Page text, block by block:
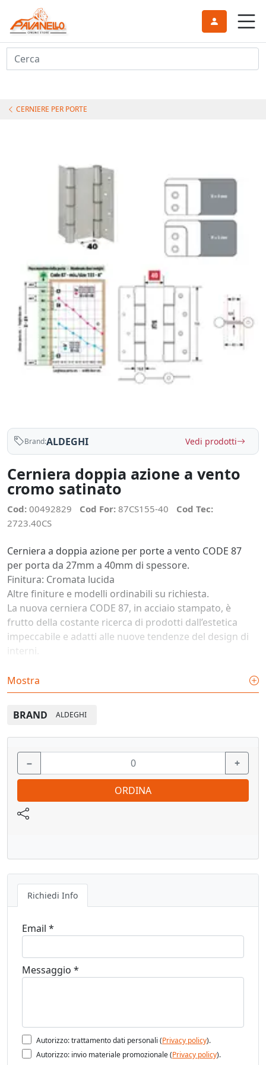
Cerca
CERNIERE PER PORTE
Brand:ALDEGHI Vedi prodotti
Cerniera doppia azione a vento
cromo satinato
Cod: 00492829 Cod For: 87CS155-40
Cod Tec:
2723.40CS
Cerniera a doppia azione per porte a vento CODE 87
per porta da 27mm a 40mm di spessore.
Finitura: Cromata lucida
Altre finiture e modelli ordinabili su richiesta.
La nuova cerniera CODE 87, in acciaio stampato, è
frutto della costante ricerca di prodotti dall’estetica
impeccabile e adatti alle nuove tendenze del design di
interni.
Le caratteristiche principali sono l’estrema linearità dei
componenti e il ridottissimo spessore quando la
il suo utilizzo anche senza realizzare gli incassi nel
telaio.
L’utilizzo dell’acciaio stampato a freddo è garanzia di
forza e durata del prodotto mentre gli innovativi
cuscinetti in polimero tecnico annullano tutti gli attriti
durante la rotazione della porta e rendono superflua la
manutenzione. La cerniera è utilizzabile anche con
carichi di porta importanti.
-Ridottissimo spessore di 6,6 mm e la facilità di
regolazione della forza della molla in acciaio inox,
permettono di adattare la cerniera a qualunque tipo di
porta, di qualsiasi materiale e anche di grande
dimensione.
della clientela.
Vedi pagina catalogo
Mostra
BRAND ALDEGHI
− +
ORDINA
Richiedi Info
Email *
Messaggio *
Autorizzo: trattamento dati personali (Privacy policy).
Autorizzo: invio materiale promozionale (Privacy policy).